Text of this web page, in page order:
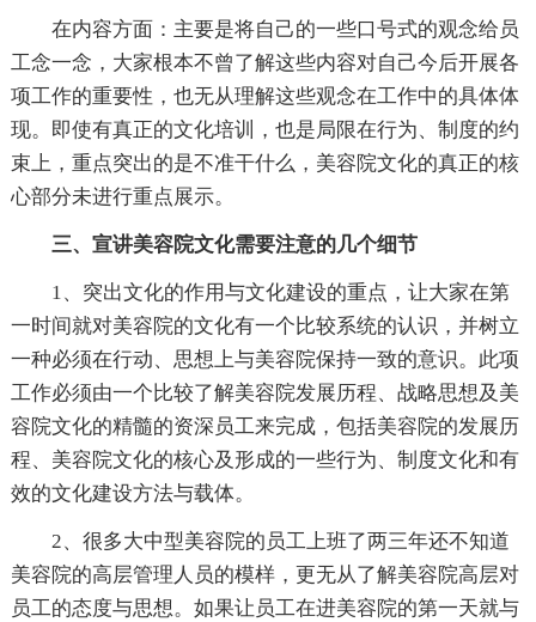
在内容方面：主要是将自己的一些口号式的观念给员
工念一念，大家根本不曾了解这些内容对自己今后开展各
项工作的重要性，也无从理解这些观念在工作中的具体体
现。即使有真正的文化培训，也是局限在行为、制度的约
束上，重点突出的是不准干什么，美容院文化的真正的核
心部分未进行重点展示。
三、宣讲美容院文化需要注意的几个细节
1、突出文化的作用与文化建设的重点，让大家在第
一时间就对美容院的文化有一个比较系统的认识，并树立
一种必须在行动、思想上与美容院保持一致的意识。此项
工作必须由一个比较了解美容院发展历程、战略思想及美
容院文化的精髓的资深员工来完成，包括美容院的发展历
程、美容院文化的核心及形成的一些行为、制度文化和有
效的文化建设方法与载体。
2、很多大中型美容院的员工上班了两三年还不知道
美容院的高层管理人员的模样，更无从了解美容院高层对
员工的态度与思想。如果让员工在进美容院的第一天就与